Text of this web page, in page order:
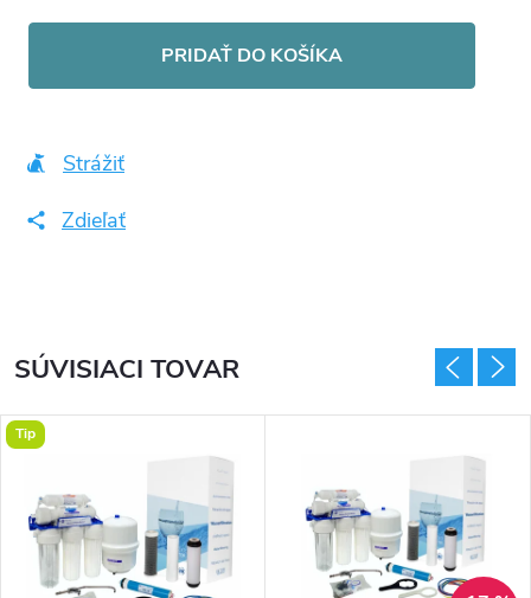
PRIDAŤ DO KOŠÍKA
Strážiť
Zdieľať
SÚVISIACI TOVAR
Tip